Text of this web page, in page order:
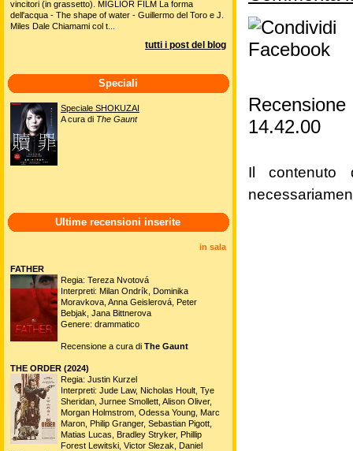
14.42.00
Il contenuto
vincitori (in grassetto). MIGLIOR FILM La forma
dell'acqua - The shape of water - Guillermo del Toro e J.
Miles Dale Chiamami col t...
tutti i post del blog
Speciali
Speciale SHOKUZAI
A cura di The Gaunt
Ultime recensioni inserite
in sala
FATHER
Regia: Tereza Nvotová
Interpreti: Milan Ondrík, Dominika
Moravkova, Anna Geislerová, Peter
Bebjak, Jana Bittnerova
Genere: drammatico
Recensione a cura di The Gaunt
THE ORDER (2024)
Regia: Justin Kurzel
Interpreti: Jude Law, Nicholas Hoult, Tye
Sheridan, Jurnee Smollett, Alison Oliver,
Morgan Holmstrom, Odessa Young, Marc
Maron, Philip Granger, Sebastian Pigott,
Matias Lucas, Bradley Stryker, Phillip
Forest Lewitski, Victor Slezak, Daniel